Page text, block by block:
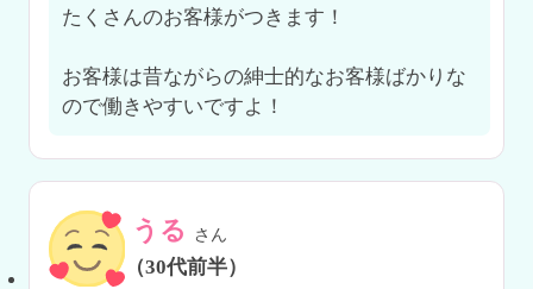
たくさんのお客様がつきます！
お客様は昔ながらの紳士的なお客様ばかりな
ので働きやすいですよ！
うる さん
（30代前半）